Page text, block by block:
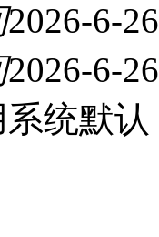
2026-6-
2026-6-
统默认